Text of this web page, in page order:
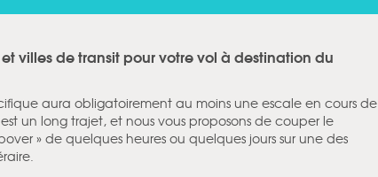
et villes de transit pour votre vol à destination du
aura obligatoirement au moins une escale en cours de
un long trajet, et nous vous proposons de couper le
» de quelques heures ou quelques jours sur une des